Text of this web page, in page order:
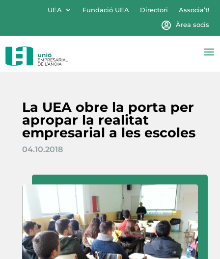
UEA Fundació UEA Directori
Associa’t!
Àrea socis
La UEA obre la porta per
apropar la realitat
empresarial a les escoles
04.10.2018